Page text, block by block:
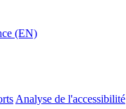
(EN)
Analyse de l'accessibilité